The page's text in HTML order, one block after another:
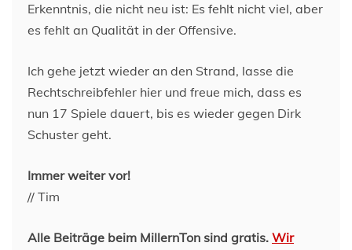
Erkenntnis, die nicht neu ist: Es fehlt nicht viel, aber
es fehlt an Qualität in der Offensive.
Ich gehe jetzt wieder an den Strand, lasse die
Rechtschreibfehler hier und freue mich, dass es
nun 17 Spiele dauert, bis es wieder gegen Dirk
Schuster geht.
Immer weiter vor!
// Tim
Alle Beiträge beim MillernTon sind gratis. Wir